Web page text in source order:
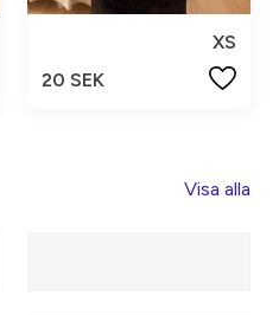
XS
20 SEK
Visa alla